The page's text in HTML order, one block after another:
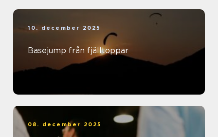
10. december 2025
Basejump från fjälltoppar
08. december 2025